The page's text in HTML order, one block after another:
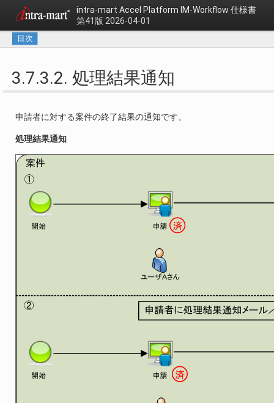
intra-mart Accel Platform IM-Workflow 仕様書
第41版 2026-04-01
目次
3.7.3.2. 処理結果通知
申請者に対する案件の終了結果の通知です。
処理結果通知